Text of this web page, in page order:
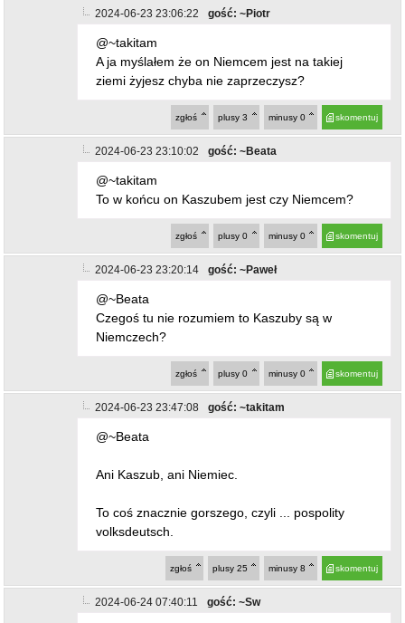
2024-06-23 23:06:22 gość: ~Piotr
@~takitam
A ja myślałem że on Niemcem jest na takiej
ziemi żyjesz chyba nie zaprzeczysz?
skomentuj
minusy 0
plusy 3
zgłoś
2024-06-23 23:10:02 gość: ~Beata
@~takitam
To w końcu on Kaszubem jest czy Niemcem?
skomentuj
minusy 0
plusy 0
zgłoś
2024-06-23 23:20:14 gość: ~Paweł
@~Beata
Czegoś tu nie rozumiem to Kaszuby są w
Niemczech?
skomentuj
minusy 0
plusy 0
zgłoś
2024-06-23 23:47:08 gość: ~takitam
@~Beata
Ani Kaszub, ani Niemiec.
To coś znacznie gorszego, czyli ... pospolity
volksdeutsch.
skomentuj
minusy 8
plusy 25
zgłoś
2024-06-24 07:40:11 gość: ~Sw